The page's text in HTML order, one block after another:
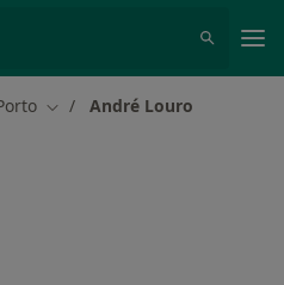
Mudar de cidade
André Louro